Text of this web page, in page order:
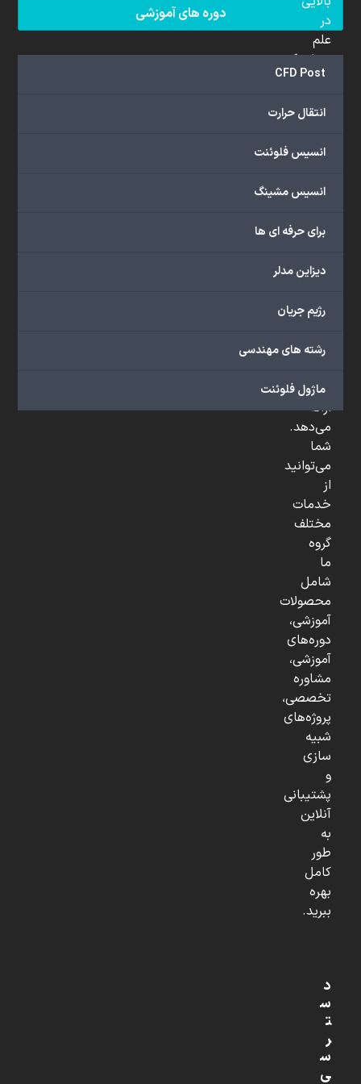
دوره های آموزشی
CFD Post
انتقال حرارت
انسیس فلوئنت
انسیس مشینگ
برای حرفه ای ها
دیزاین مدلر
رژیم جریان
رشته های مهندسی
ماژول فلوئنت
در
علم
دینامیک
سیالات
(CFD)
هستند.
ما
گسترده‌ای
با
دانشگاهی،
صنعتی
...
ارائه
می‌دهد.
شما
می‌توانید
از
خدمات
مختلف
گروه
ما
شامل
محصولات
آموزشی،
دوره‌های
آموزشی،
مشاوره
تخصصی،
پروژه‌های
شبیه
سازی
و
پشتیبانی
آنلاین
به
طور
کامل
بهره
ببرید.
د
س
ت
ر
س
ی